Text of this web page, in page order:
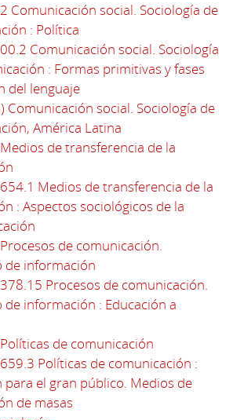
Comunicación social. Sociología de
: Política
Comunicación social. Sociología
: Formas primitivas y fases
del lenguaje
Comunicación social. Sociología de
América Latina
de transferencia de la
Medios de transferencia de la
: Aspectos sociológicos de la
de comunicación.
de información
Procesos de comunicación.
información : Educación a
de comunicación
Políticas de comunicación :
para el gran público. Medios de
de masas